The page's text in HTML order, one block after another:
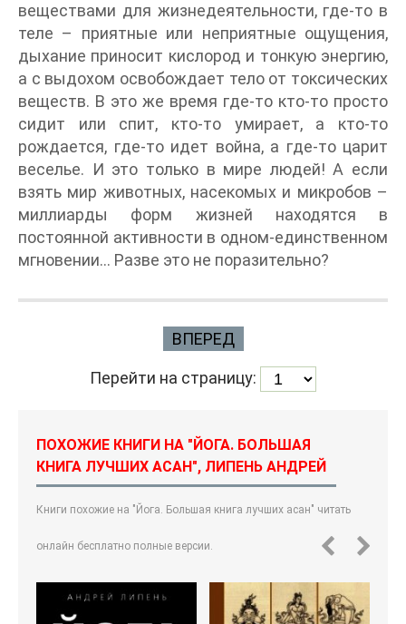
веществами для жизнедеятельности, где-то в
теле – приятные или неприятные ощущения,
дыхание приносит кислород и тонкую энергию,
а с выдохом освобождает тело от токсических
веществ. В это же время где-то кто-то просто
сидит или спит, кто-то умирает, а кто-то
рождается, где-то идет война, а где-то царит
веселье. И это только в мире людей! А если
взять мир животных, насекомых и микробов –
миллиарды форм жизней находятся в
постоянной активности в одном-единственном
мгновении… Разве это не поразительно?
ВПЕРЕД
Перейти на страницу:
ПОХОЖИЕ КНИГИ НА "ЙОГА. БОЛЬШАЯ
КНИГА ЛУЧШИХ АСАН", ЛИПЕНЬ АНДРЕЙ
Книги похожие на "Йога. Большая книга лучших асан" читать
онлайн бесплатно полные версии.